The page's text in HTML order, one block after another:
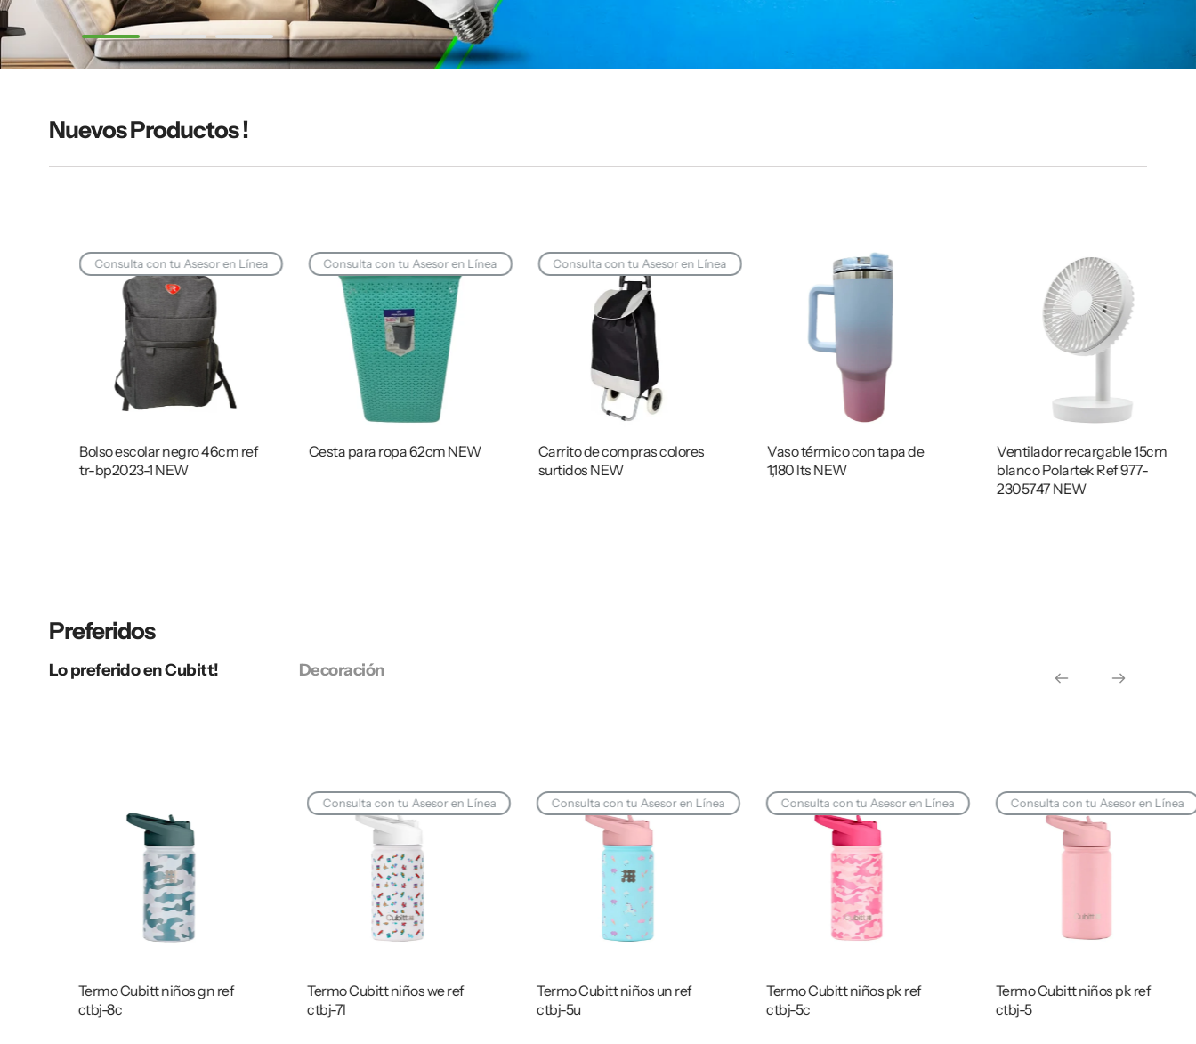
Nuevos Productos !
Consulta con tu Asesor en Línea
Bolso escolar negro 46cm ref
tr-bp2023-1 NEW
Consulta con tu Asesor en Línea
Cesta para ropa 62cm NEW
Consulta con tu Asesor en Línea
Carrito de compras colores
surtidos NEW
Vaso térmico con tapa de
1,180 lts NEW
Ventilador recargable 15cm
blanco Polartek Ref 977-
2305747 NEW
Preferidos
Lo preferido en Cubitt! Decoración
Termo Cubitt niños gn ref
ctbj-8c
Consulta con tu Asesor en Línea
Termo Cubitt niños we ref
ctbj-7l
Consulta con tu Asesor en Línea
Termo Cubitt niños un ref
ctbj-5u
Consulta con tu Asesor en Línea
Termo Cubitt niños pk ref
ctbj-5c
Consulta con tu Asesor en Línea
Termo Cubitt niños pk ref
ctbj-5